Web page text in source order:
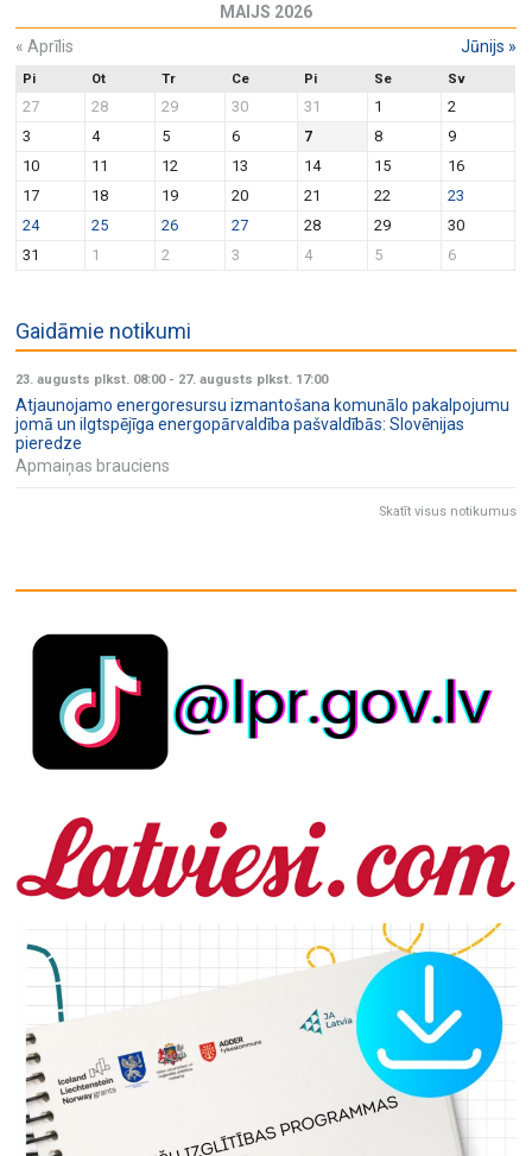
w
s
N
a
v
g
a
o
n
a
t
o
n
MAIJS 2026
« Aprīlis Jūnijs »
Pi Ot Tr Ce Pi Se Sv
27 28 29 30 31 1
2
3
4 5 6 7 8
9
10
11 12 13 14 15
16
17
18 19 20 21 22
23
24
25 26 27 28 29
30
31
1 2 3 4 5 6
Gaidāmie notikumi
23. augusts plkst. 08:00- 27. augusts plkst. 17:00
Atjaunojamo energoresursu izmantošana komunālo pakalpojumu
jomā un ilgtspējīga energopārvaldība pašvaldībās: Slovēnijas
pieredze
Apmaiņas brauciens
Skatīt visus notikumus